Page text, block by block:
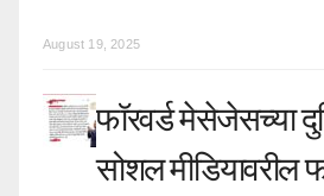
August 19, 2025
फॉरवर्ड मेसेजेसच्या
सोशल मीडियावरील